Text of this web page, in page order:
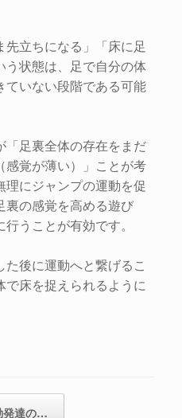
立ちになる」「床に足
う状態は、足で自分の体
ていない段階である可能
「足裏全体の存在をまだ
感覚が薄い）」ことが考
理にジャンプの運動を促
裏の感覚を高める遊び
うことが有効です。
後に運動へと繋げるこ
で床を捉えられるように
発達の…